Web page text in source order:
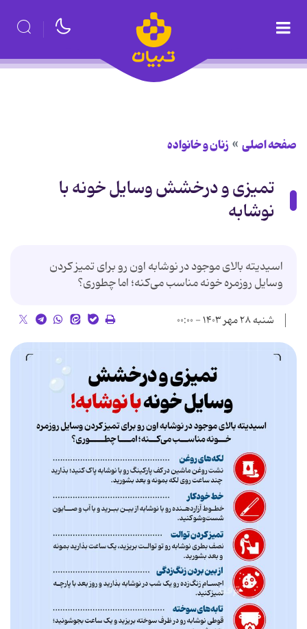
صفحه اصلی زنان و خانواده
تمیزی و درخشش وسایل خونه با
نوشابه
اسيديته بالای موجود در نوشابه اون رو برای تمیز کردن
وسایل روزمره خونه مناسب می‌کنه؛ اما چطوری؟
شنبه ۲۸ مهر ۱۴۰۳ - ۰۰:۰۰